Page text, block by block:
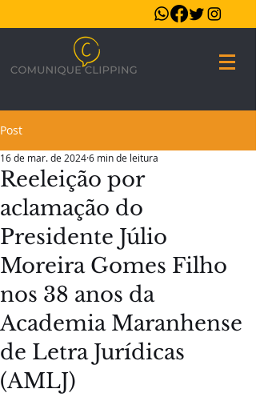
Post
Reeleição por
aclamação do
Presidente Júlio
Moreira Gomes Filho
nos 38 anos da
Academia Maranhense
de Letra Jurídicas
(AMLJ)
16 de mar. de 20246 min de leitura